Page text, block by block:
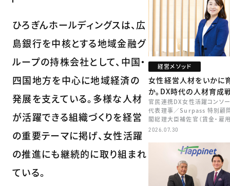
ひろぎんホールディングスは、広
島銀行を中核とする地域金融グ
ループの持株会社として、中国・
四国地方を中心に地域経済の
発展を支えている。多様な人材
が活躍できる組織づくりを経営
の重要テーマに掲げ、女性活躍
の推進にも継続的に取り組まれ
ている。
経営メソッド
女性経営人材をいかに
か。DX時代の人材育成
官民連携DX女性活躍コンソ
代表理事／Surpass 特別顧
閣総理大臣補佐官（賃金・雇
矢田 稚子
2026.07.30